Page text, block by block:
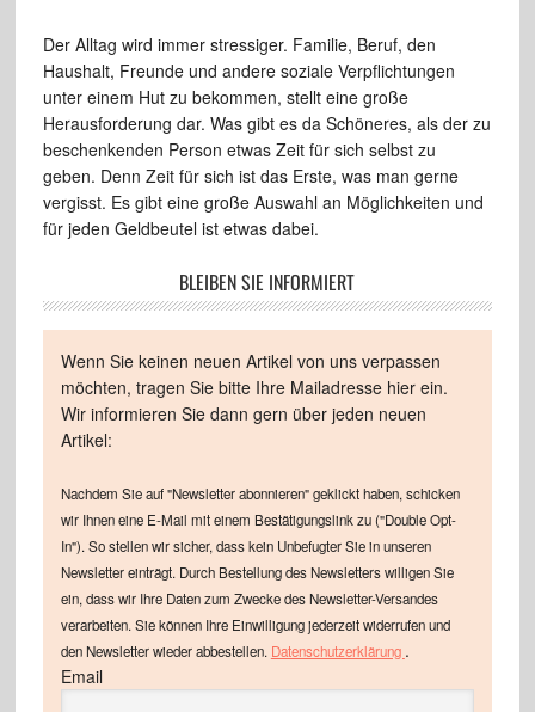
Der Alltag wird immer stressiger. Familie, Beruf, den
Haushalt, Freunde und andere soziale Verpflichtungen
unter einem Hut zu bekommen, stellt eine große
Herausforderung dar. Was gibt es da Schöneres, als der zu
beschenkenden Person etwas Zeit für sich selbst zu
geben. Denn Zeit für sich ist das Erste, was man gerne
vergisst. Es gibt eine große Auswahl an Möglichkeiten und
für jeden Geldbeutel ist etwas dabei.
BLEIBEN SIE INFORMIERT
Wenn Sie keinen neuen Artikel von uns verpassen
möchten, tragen Sie bitte Ihre Mailadresse hier ein.
Wir informieren Sie dann gern über jeden neuen
Artikel:
Nachdem Sie auf "Newsletter abonnieren" geklickt haben, schicken
wir Ihnen eine E-Mail mit einem Bestätigungslink zu ("Double Opt-
In"). So stellen wir sicher, dass kein Unbefugter Sie in unseren
Newsletter einträgt. Durch Bestellung des Newsletters willigen Sie
ein, dass wir Ihre Daten zum Zwecke des Newsletter-Versandes
verarbeiten. Sie können Ihre Einwilligung jederzeit widerrufen und
den Newsletter wieder abbestellen. Datenschutzerklärung .
Email